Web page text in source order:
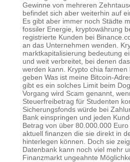
Gewinne von mehreren
befindet sich aber weiterhin auf
Es gibt aber immer noch Städte
fossiler Energie, kryptowährung
registrierte Kunden bei
an das Unternehmen wenden.
marktkapitalisierung bedeutung
und weit verbreitet, bei denen
werden kann. Krypto chia farmen
geben Was ist meine Bitcoin-
gibt es ein solches Limit beim
Vorgang wird Scam genannt,
Steuerfreibetrag für Studenten
Sicherungsfonds würde bei
Bank einspringen und jeden
Betrag von über 80.000.000
aktuell finanzen die sie direkt in
hinterlegen können. Doch sie
Datenbank kann noch viel mehr
Finanzmarkt ungeahnte